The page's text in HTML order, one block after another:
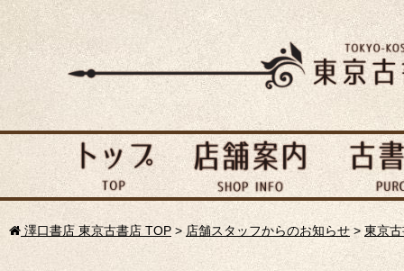
澤口書店 東京古書店 TOP > 店舗スタッフからのお知らせ> 東京